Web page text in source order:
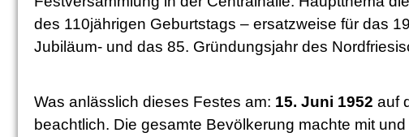
des 110jährigen Geburtstags – ersatzweise für das
Jubiläum- und das 85. Gründungsjahr des
Was anlässlich dieses Festes am: 15. Juni 1952 auf
beachtlich. Die gesamte Bevölkerung machte mit